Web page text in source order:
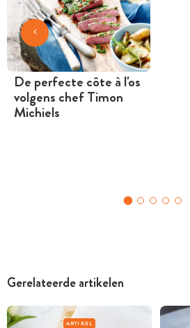
De perfecte côte à l'os
volgens chef Timon
Michiels
Gerelateerde artikelen
ARTIKEL